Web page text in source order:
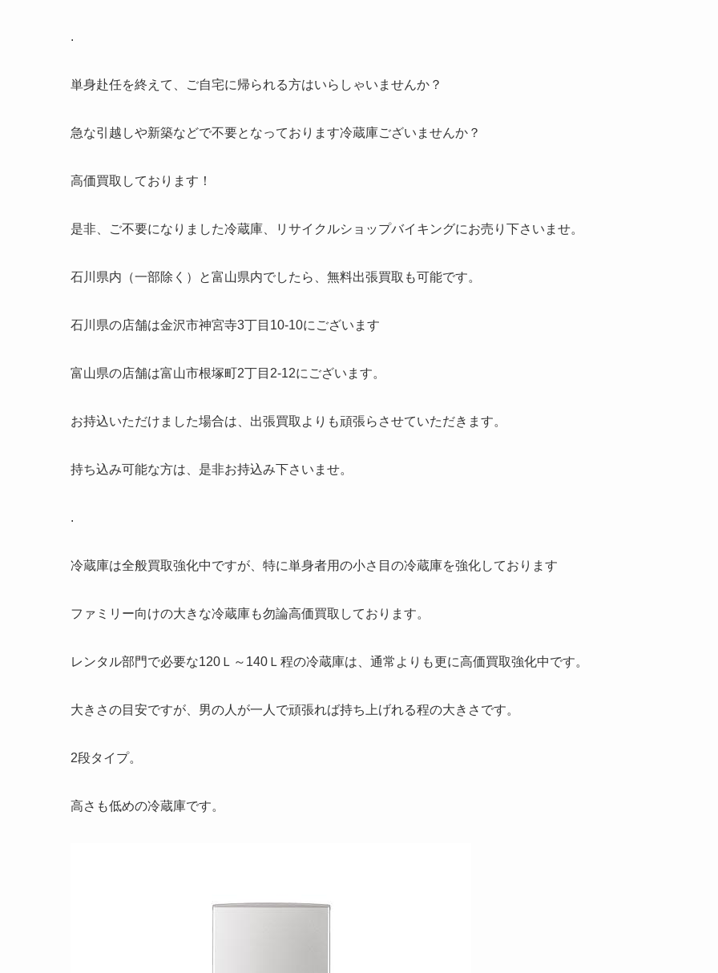
.
単身赴任を終えて、ご自宅に帰られる方はいらしゃいませんか？
急な引越しや新築などで不要となっております冷蔵庫ございませんか？
高価買取しております！
是非、ご不要になりました冷蔵庫、リサイクルショップバイキングにお売り下さいませ。
石川県内（一部除く）と富山県内でしたら、無料出張買取も可能です。
石川県の店舗は金沢市神宮寺3丁目10-10にございます
富山県の店舗は富山市根塚町2丁目2-12にございます。
お持込いただけました場合は、出張買取よりも頑張らさせていただきます。
持ち込み可能な方は、是非お持込み下さいませ。
.
冷蔵庫は全般買取強化中ですが、特に単身者用の小さ目の冷蔵庫を強化しております
ファミリー向けの大きな冷蔵庫も勿論高価買取しております。
レンタル部門で必要な120Ｌ～140Ｌ程の冷蔵庫は、通常よりも更に高価買取強化中です。
大きさの目安ですが、男の人が一人で頑張れば持ち上げれる程の大きさです。
2段タイプ。
高さも低めの冷蔵庫です。